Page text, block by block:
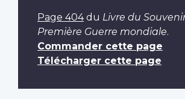
Page 404du Livre du
Première Guerre mondiale.
Commander cette page
Télécharger cette page